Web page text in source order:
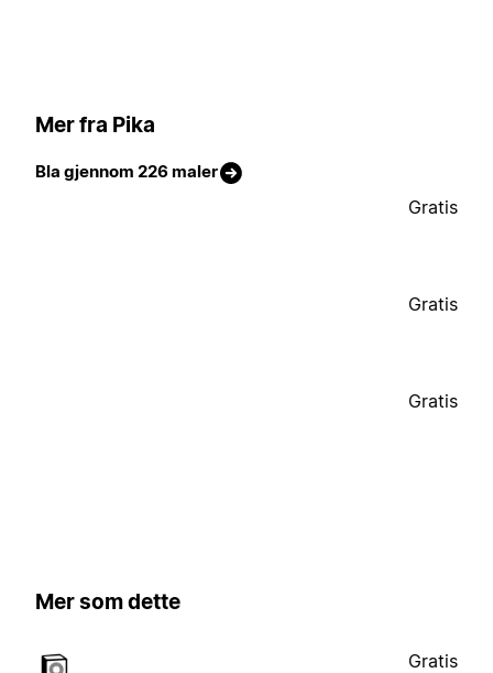
Mer fra Pika
Bla gjennom 226 maler
Gratis
Gratis
Gratis
Mer som dette
Gratis